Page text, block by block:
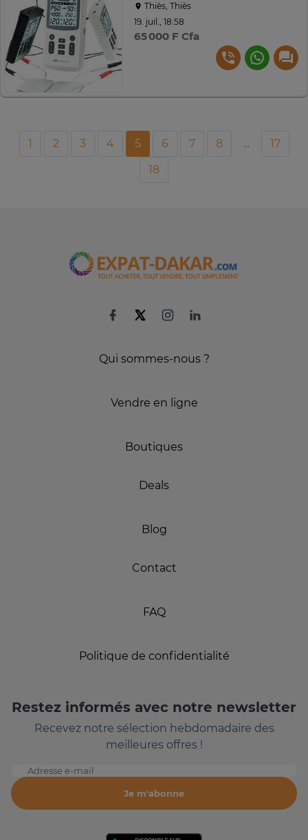
Thiès, Thiès
19. juil., 18:58
65 000 F Cfa
1 2 3 4 5 6 7 8 ...
17
18
Qui sommes-nous ?
Vendre en ligne
Boutiques
Deals
Blog
Contact
FAQ
Politique de confidentialité
Restez informés avec notre newsletter
Recevez notre sélection hebdomadaire des
meilleures offres !
Adresse e-mail
Je m'abonne